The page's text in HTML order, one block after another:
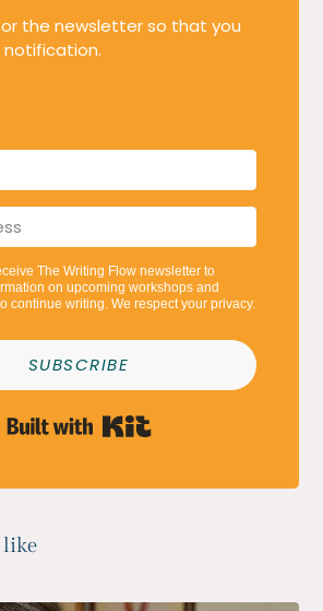
the newsletter so that you
notification.
The Writing Flow newsletter to
on upcoming workshops and
continue writing. We respect your privacy.
SUBSCRIBE
like